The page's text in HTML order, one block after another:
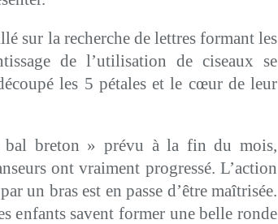
sur la recherche de lettres formant les
de l’utilisation de ciseaux se
les 5 pétales et le cœur de leur
bal breton » prévu à la fin du mois,
ont vraiment progressé. L’action
un bras est en passe d’être maîtrisée.
enfants savent former une belle ronde